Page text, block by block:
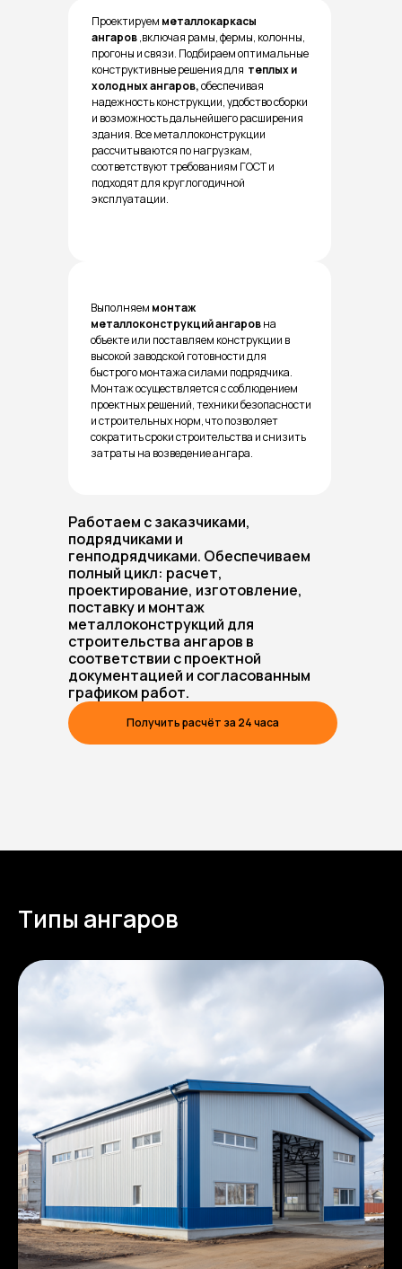
Проектируем металлокаркасы
ангаров,включая рамы, фермы, колонны,
прогоны и связи. Подбираем оптимальные
конструктивные решения для теплых и
холодных ангаров,обеспечивая
надежность конструкции, удобство сборки
и возможность дальнейшего расширения
здания. Все металлоконструкции
рассчитываются по нагрузкам,
соответствуют требованиям ГОСТ и
подходят для круглогодичной
эксплуатации.
Выполняем монтаж
металлоконструкций ангаровна
объекте или поставляем конструкции в
высокой заводской готовности для
быстрого монтажа силами подрядчика.
Монтаж осуществляется с соблюдением
проектных решений, техники безопасности
и строительных норм, что позволяет
сократить сроки строительства и снизить
затраты на возведение ангара.
Работаем с заказчиками,
подрядчиками и
генподрядчиками. Обеспечиваем
полный цикл: расчет,
проектирование, изготовление,
поставку и монтаж
металлоконструкций для
строительства ангаров в
соответствии с проектной
документацией и согласованным
графиком работ.
Получить расчёт за 24 часа
Типы ангаров